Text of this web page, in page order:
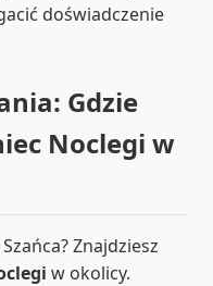
doświadczenie
Gdzie
Noclegi w
Znajdziesz
w okolicy.